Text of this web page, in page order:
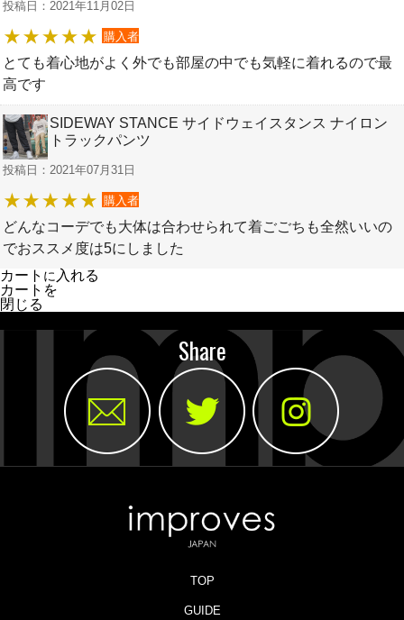
投稿日：2021年11月02日
購入者
とても着心地がよく外でも部屋の中でも気軽に着れるので最
高です
SIDEWAY STANCE サイドウェイスタンス ナイロン
トラックパンツ
投稿日：2021年07月31日
購入者
どんなコーデでも大体は合わせられて着ごごちも全然いいの
でおススメ度は5にしました
カート に 入れる
カートを
閉じる
Share
TOP
GUIDE